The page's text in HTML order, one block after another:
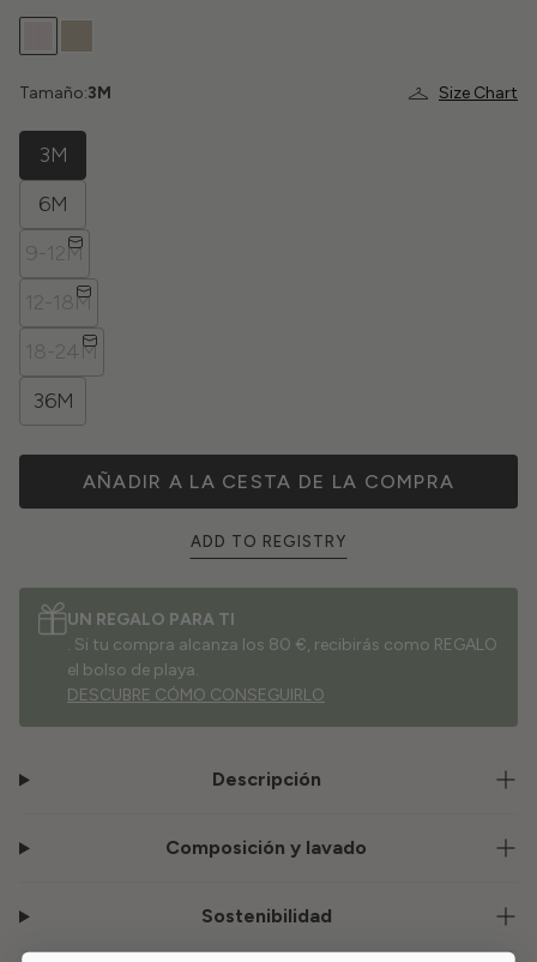
Size Chart
Tamaño:3M
3M
6M
9-12M
12-18M
18-24M
36M
AÑADIR A LA CESTA DE LA COMPRA
ADD TO REGISTRY
UN REGALO PARA TI
. Si tu compra alcanza los 80 €, recibirás como REGALO
el bolso de playa.
DESCUBRE CÓMO CONSEGUIRLO
Descripción
Composición y lavado
Sostenibilidad